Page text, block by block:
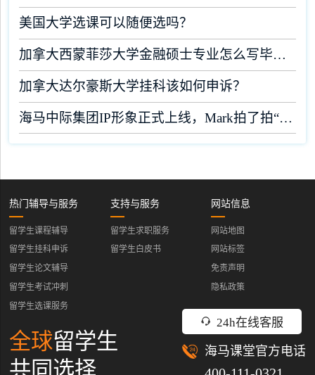
美国大学选课可以随便选吗？
加拿大西蒙菲莎大学金融硕士专业怎么写毕业论文？
加拿大达尔豪斯大学挂科该如何申诉？
海马中际集团IP形象正式上线，Mark拍了拍“你”！
24h在线客服
海马课堂官方电话
热门辅导与服务
留学生课程辅导
留学生挂科申诉
留学生论文辅导
留学生考试冲刺
留学生选课服务
支持与服务
留学生求职服务
留学生白皮书
网站信息
网站地图
网站标签
免责声明
隐私政策
全球留学生
共同选择